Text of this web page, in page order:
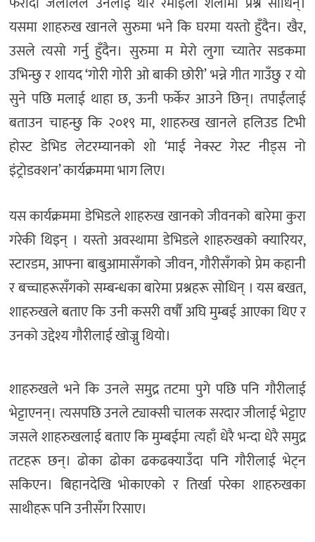
यसमा शाहरुख खानले सुरुमा भने कि घरमा यस्तो हुँदैन। खैर,
उसले त्यसो गर्नु हुँदैन। सुरुमा म मेरो लुगा च्यातेर सडकमा
उभिन्छु र शायद ‘गोरी गोरी ओ बाकी छोरी’ भन्ने गीत गाउँछु र यो
सुने पछि मलाई थाहा छ, ऊनी फर्केर आउने छिन्। तपाईंलाई
बताउन चाहन्छु कि २०१९ मा, शाहरुख खानले हलिउड टिभी
होस्ट डेभिड लेटरम्यानको शो ‘माई नेक्स्ट गेस्ट नीड्स नो
इंट्रोडक्शन’ कार्यक्रममा भाग लिए।
यस कार्यक्रममा डेभिडले शाहरुख खानको जीवनको बारेमा कुरा
गरेकी थिइन् । यस्तो अवस्थामा डेभिडले शाहरुखको क्यारियर,
स्टारडम, आफ्ना बाबुआमासँगको जीवन, गौरीसँगको प्रेम कहानी
र बच्चाहरूसँगको सम्बन्धका बारेमा प्रश्नहरू सोधिन् । यस बखत,
शाहरुखले बताए कि उनी कसरी वर्षौं अघि मुम्बई आएका थिए र
उनको उद्देश्य गौरीलाई खोज्नु थियो।
शाहरुखले भने कि उनले समुद्र तटमा पुगे पछि पनि गौरीलाई
भेट्टाएनन्। त्यसपछि उनले ट्याक्सी चालक सरदार जीलाई भेट्टाए
जसले शाहरुखलाई बताए कि मुम्बईमा त्यहाँ धेरै भन्दा धेरै समुद्र
तटहरू छन्। ढोका ढोका ढकढक्याउँदा पनि गौरीलाई भेट्न
सकिएन। बिहानदेखि भोकाएको र तिर्खा परेका शाहरुखका
साथीहरू पनि उनीसँग रिसाए।